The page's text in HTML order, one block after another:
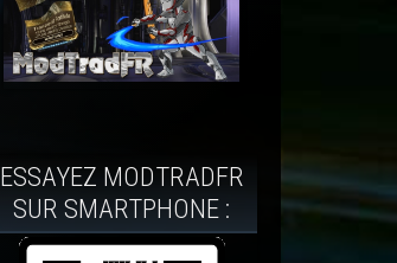
ESSAYEZ MODTRADFR
SUR SMARTPHONE :